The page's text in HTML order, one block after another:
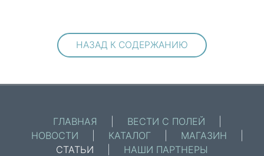
НАЗАД К СОДЕРЖАНИЮ
ГЛАВНАЯ ВЕСТИ С ПОЛЕЙ
НОВОСТИ
КАТАЛОГ МАГАЗИН
СТАТЬИ
НАШИ ПАРТНЕРЫ